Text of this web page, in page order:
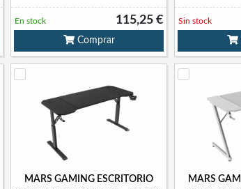
115,25 €
En stock
Comprar
Sin stock
MARS GAMING ESCRITORIO
MARS